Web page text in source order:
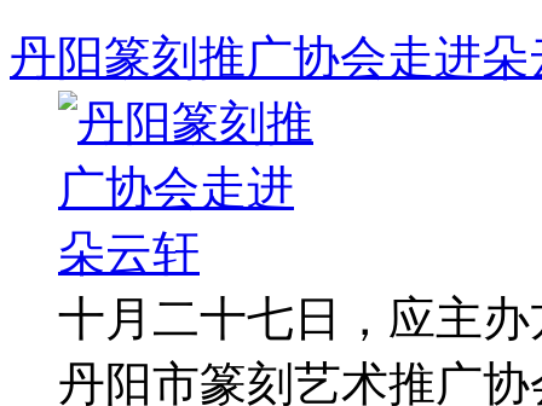
丹阳篆刻推广协会走进朵
十月二十七日，应主
丹阳市篆刻艺术推广